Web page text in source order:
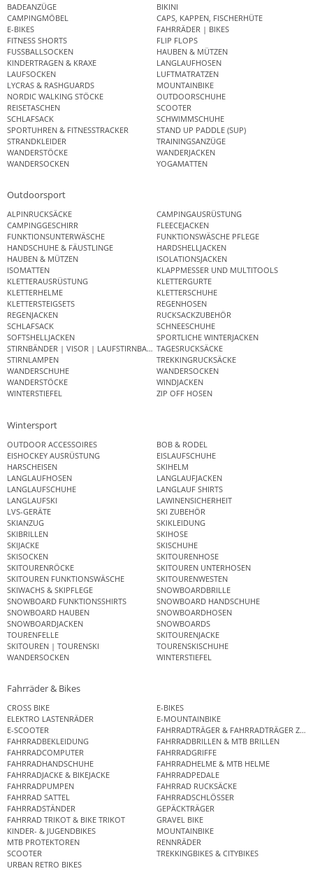
BADEANZÜGE
BIKINI
CAMPINGMÖBEL
CAPS, KAPPEN, FISCHERHÜTE
E-BIKES
FAHRRÄDER | BIKES
FITNESS SHORTS
FLIP FLOPS
FUSSBALLSOCKEN
HAUBEN & MÜTZEN
KINDERTRAGEN & KRAXE
LANGLAUFHOSEN
LAUFSOCKEN
LUFTMATRATZEN
LYCRAS & RASHGUARDS
MOUNTAINBIKE
NORDIC WALKING STÖCKE
OUTDOORSCHUHE
REISETASCHEN
SCOOTER
SCHLAFSACK
SCHWIMMSCHUHE
SPORTUHREN & FITNESSTRACKER
STAND UP PADDLE (SUP)
STRANDKLEIDER
TRAININGSANZÜGE
WANDERSTÖCKE
WANDERJACKEN
WANDERSOCKEN
YOGAMATTEN
Outdoorsport
ALPINRUCKSÄCKE
CAMPINGAUSRÜSTUNG
CAMPINGGESCHIRR
FLEECEJACKEN
FUNKTIONSUNTERWÄSCHE
FUNKTIONSWÄSCHE PFLEGE
HANDSCHUHE & FÄUSTLINGE
HARDSHELLJACKEN
HAUBEN & MÜTZEN
ISOLATIONSJACKEN
ISOMATTEN
KLAPPMESSER UND MULTITOOLS
KLETTERAUSRÜSTUNG
KLETTERGURTE
KLETTERHELME
KLETTERSCHUHE
KLETTERSTEIGSETS
REGENHOSEN
REGENJACKEN
RUCKSACKZUBEHÖR
SCHLAFSACK
SCHNEESCHUHE
SOFTSHELLJACKEN
SPORTLICHE WINTERJACKEN
STIRNBÄNDER | VISOR | LAUFSTIRNBANDTAGESRUCKSÄCKE
STIRNLAMPEN
TREKKINGRUCKSÄCKE
WANDERSCHUHE
WANDERSOCKEN
WANDERSTÖCKE
WINDJACKEN
WINTERSTIEFEL
ZIP OFF HOSEN
Wintersport
OUTDOOR ACCESSOIRES
BOB & RODEL
EISHOCKEY AUSRÜSTUNG
EISLAUFSCHUHE
HARSCHEISEN
SKIHELM
LANGLAUFHOSEN
LANGLAUFJACKEN
LANGLAUFSCHUHE
LANGLAUF SHIRTS
LANGLAUFSKI
LAWINENSICHERHEIT
LVS-GERÄTE
SKI ZUBEHÖR
SKIANZUG
SKIKLEIDUNG
SKIBRILLEN
SKIHOSE
SKIJACKE
SKISCHUHE
SKISOCKEN
SKITOURENHOSE
SKITOURENRÖCKE
SKITOUREN UNTERHOSEN
SKITOUREN FUNKTIONSWÄSCHE
SKITOURENWESTEN
SKIWACHS & SKIPFLEGE
SNOWBOARDBRILLE
SNOWBOARD FUNKTIONSSHIRTS
SNOWBOARD HANDSCHUHE
SNOWBOARD HAUBEN
SNOWBOARDHOSEN
SNOWBOARDJACKEN
SNOWBOARDS
TOURENFELLE
SKITOURENJACKE
SKITOUREN | TOURENSKI
TOURENSKISCHUHE
WANDERSOCKEN
WINTERSTIEFEL
Fahrräder & Bikes
CROSS BIKE
E-BIKES
ELEKTRO LASTENRÄDER
E-MOUNTAINBIKE
E-SCOOTER
FAHRRADTRÄGER & FAHRRADTRÄGER
FAHRRADBEKLEIDUNG
FAHRRADBRILLEN & MTB BRILLEN
FAHRRADCOMPUTER
FAHRRADGRIFFE
FAHRRADHANDSCHUHE
FAHRRADHELME & MTB HELME
FAHRRADJACKE & BIKEJACKE
FAHRRADPEDALE
FAHRRADPUMPEN
FAHRRAD RUCKSÄCKE
FAHRRAD SATTEL
FAHRRADSCHLÖSSER
FAHRRADSTÄNDER
GEPÄCKTRÄGER
FAHRRAD TRIKOT & BIKE TRIKOT
GRAVEL BIKE
KINDER- & JUGENDBIKES
MOUNTAINBIKE
MTB PROTEKTOREN
RENNRÄDER
SCOOTER
TREKKINGBIKES & CITYBIKES
URBAN RETRO BIKES